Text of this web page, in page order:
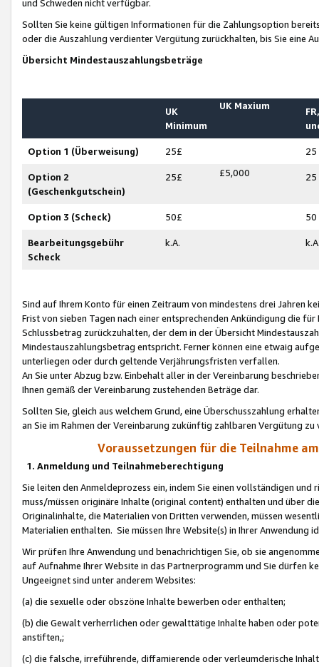
und Schweden nicht verfügbar.
Sollten Sie keine gültigen Informationen für die Zahlungsoption
oder die Auszahlung verdienter Vergütung zurückhalten, bis Sie
Übersicht Mindestauszahlungsbeträge
UK
Minimum
UK Maxium
Option 1 (Überweisung) 25£ 25
Option 2
(Geschenkgutschein)
25£ £5,000 25
Option 3 (Scheck) 50£ 50
Bearbeitungsgebühr
Scheck
k.A.
Sind auf Ihrem Konto für einen Zeitraum von mindestens drei Jahren
Frist von sieben Tagen nach einer entsprechenden Ankündigung die
Schlussbetrag zurückzuhalten, der dem in der Übersicht
Mindestauszahlungsbetrag entspricht. Ferner können eine etwaig
unterliegen oder durch geltende Verjährungsfristen verfallen.
An Sie unter Abzug bzw. Einbehalt aller in der Vereinbarung
Ihnen gemäß der Vereinbarung zustehenden Beträge dar.
Sollten Sie, gleich aus welchem Grund, eine Überschusszahlung
an Sie im Rahmen der Vereinbarung zukünftig zahlbaren Vergütung zu
Voraussetzungen für die Teilnahme
1. Anmeldung und Teilnahmeberechtigung
Sie leiten den Anmeldeprozess ein, indem Sie einen vollständigen
muss/müssen originäre Inhalte (original content) enthalten und über
Originalinhalte, die Materialien von Dritten verwenden, müssen
Materialien enthalten. Sie müssen Ihre Website(s) in Ihrer Anwendung
Wir prüfen Ihre Anwendung und benachrichtigen Sie, ob sie
auf Aufnahme Ihrer Website in das Partnerprogramm und Sie dürfen
Ungeeignet sind unter anderem Websites:
(a) die sexuelle oder obszöne Inhalte bewerben oder enthalten;
(b) die Gewalt verherrlichen oder gewalttätige Inhalte haben oder
anstiften,;
(c) die falsche, irreführende, diffamierende oder verleumderische